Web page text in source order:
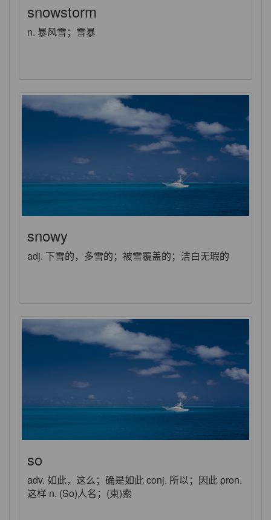
snowstorm
n. 暴风雪；雪暴
snowy
adj. 下雪的，多雪的；被雪覆盖的；洁白无瑕的
so
adv. 如此，这么；确是如此 conj. 所以；因此 pron.
这样 n. (So)人名；(柬)索